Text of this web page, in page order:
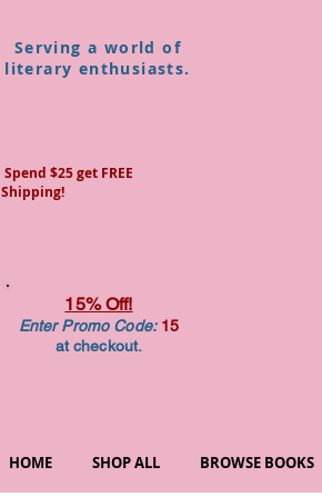
Serving a world of
literary enthusiasts.
Spend $25 get FREE
Shipping!
15% Off!
Enter Promo Code:15
at checkout.
HOME SHOP ALL BROWSE BOOKS